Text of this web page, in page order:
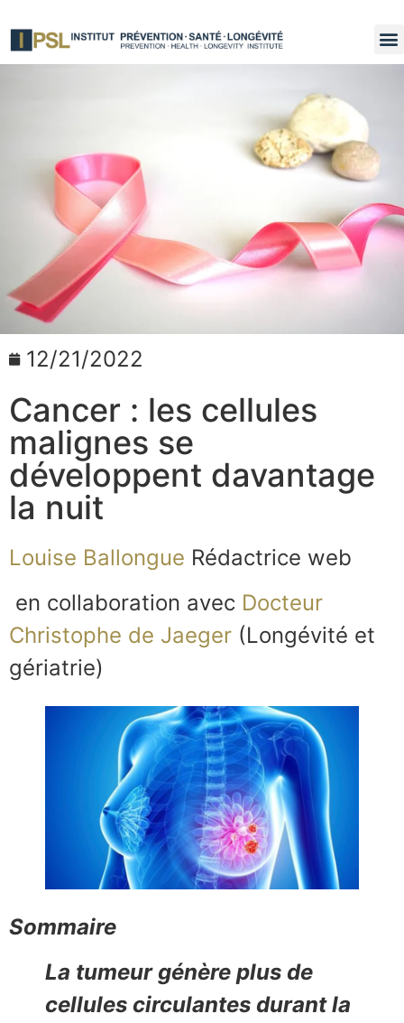
12/21/2022
Cancer : les cellules
malignes se
développent davantage
la nuit
Louise Ballongue Rédactrice web
en collaboration avec Docteur
Christophe de Jaeger (Longévité et
gériatrie)
Sommaire
La tumeur génère plus de
cellules circulantes durant la